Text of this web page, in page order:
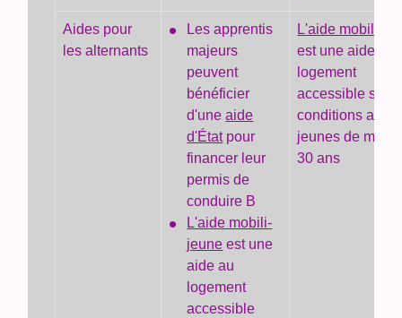
Aides pour
les alternants
Les apprentis
majeurs
peuvent
bénéficier
d'uneaide
d'Étatpour
financer leur
permis de
conduire B
L'aide mobili-
jeune est une
aide au
logement
accessible
L'aide mobili-
est une aide au
logement
accessible sous
conditions aux
jeunes de
30 ans